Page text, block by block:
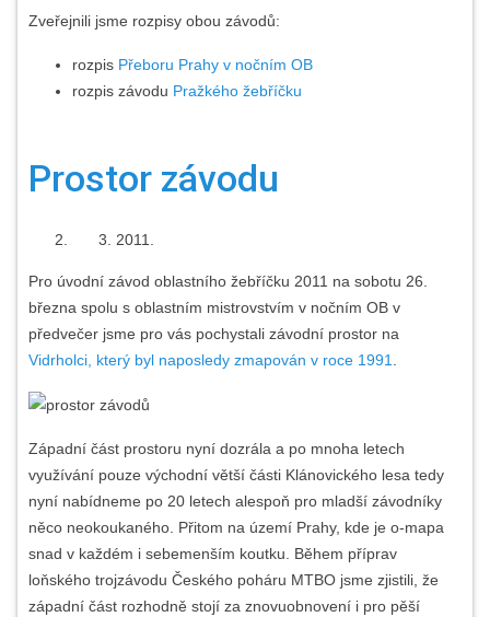
Zveřejnili jsme rozpisy obou závodů:
rozpis Přeboru Prahy v nočním OB
rozpis závodu Pražkého žebříčku
Prostor závodu
2011.
Pro úvodní závod oblastního žebříčku 2011 na sobotu 26.
března spolu s oblastním mistrovstvím v nočním OB v
předvečer jsme pro vás pochystali závodní prostor na
Vidrholci, který byl naposledy zmapován v roce 1991
Západní část prostoru nyní dozrála a po mnoha letech
využívání pouze východní větší části Klánovického lesa tedy
nyní nabídneme po 20 letech alespoň pro mladší závodníky
něco neokoukaného. Přitom na území Prahy, kde je o-mapa
snad v každém i sebemenším koutku. Během příprav
loňského trojzávodu Českého poháru MTBO jsme zjistili, že
západní část rozhodně stojí za znovuobnovení i pro pěší